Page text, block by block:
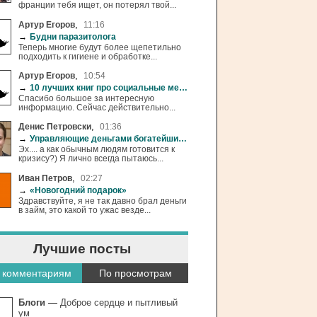
франции тебя ищет, он потерял твой...
Артур Егоров
11:16
→ Будни паразитолога
Теперь многие будут более щепетильно
подходить к гигиене и обработке...
Артур Егоров,
10:54
→ 10 лучших книг про социальные медиа
Спасибо большое за интересную
информацию. Сейчас действительно...
Денис Петровски, 01:36
→ Управляющие деньгами богатейших людей начали готовиться к кризису
Эх.... а как обычным людям готовится к
кризису?) Я лично всегда пытаюсь...
Иван Петров
02:27
→ «Новогодний подарок»
Здравствуйте, я не так давно брал деньги
в займ, это какой то ужас везде...
Лучшие посты
По просмотрам
Блоги — Доброе сердце и пытливый
ум